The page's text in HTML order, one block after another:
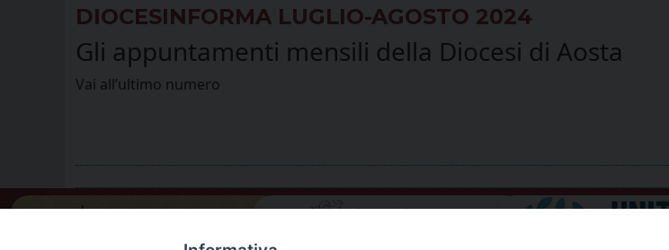
DIOCESINFORMA LUGLIO-AGOSTO 2024
Gli appuntamenti mensili della Diocesi di Aosta
Vai all’ultimo numero